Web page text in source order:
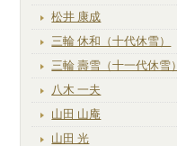
松井 康成
三輪 休和（十代休雪）
三輪 壽雪（十一代休雪）
八木 一夫
山田 山庵
山田 光